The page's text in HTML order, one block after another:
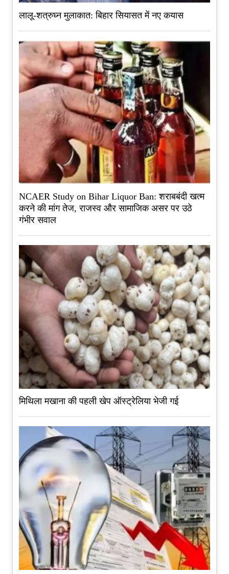
लालू-शत्रुघ्न मुलाकात: बिहार सियासत में नए कयास
NCAER Study on Bihar Liquor Ban: शराबबंदी खत्म
करने की मांग तेज, राजस्व और सामाजिक असर पर उठे
गंभीर सवाल
मिथिला मखाना की पहली खेप ऑस्ट्रेलिया भेजी गई